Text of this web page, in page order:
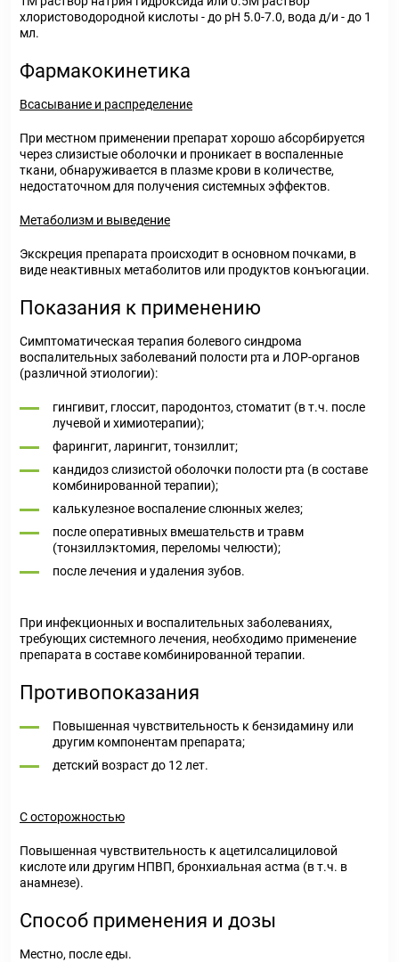
хлористоводородной кислоты - до рН 5.0-7.0, вода д/и - до 1
мл.
Фармакокинетика
Всасывание и распределение
При местном применении препарат хорошо абсорбируется
через слизистые оболочки и проникает в воспаленные
ткани, обнаруживается в плазме крови в количестве,
недостаточном для получения системных эффектов.
Метаболизм и выведение
Экскреция препарата происходит в основном почками, в
виде неактивных метаболитов или продуктов конъюгации.
Показания к применению
Симптоматическая терапия болевого синдрома
воспалительных заболеваний полости рта и ЛОР-органов
(различной этиологии):
гингивит, глоссит, пародонтоз, стоматит (в т.ч. после
лучевой и химиотерапии);
фарингит, ларингит, тонзиллит;
кандидоз слизистой оболочки полости рта (в составе
комбинированной терапии);
калькулезное воспаление слюнных желез;
после оперативных вмешательств и травм
(тонзиллэктомия, переломы челюсти);
после лечения и удаления зубов.
При инфекционных и воспалительных заболеваниях,
требующих системного лечения, необходимо применение
препарата в составе комбинированной терапии.
Противопоказания
Повышенная чувствительность к бензидамину или
другим компонентам препарата;
детский возраст до 12 лет.
С осторожностью
Повышенная чувствительность к ацетилсалициловой
кислоте или другим НПВП, бронхиальная астма (в т.ч. в
анамнезе).
Способ применения и дозы
Местно, после еды.